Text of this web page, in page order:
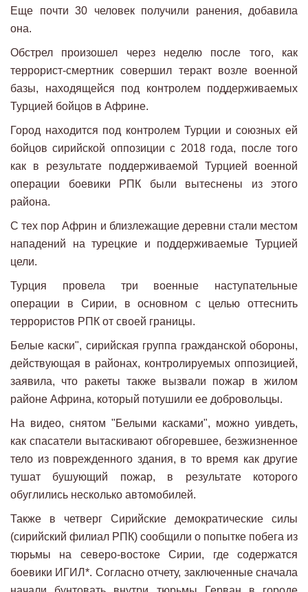
Еще почти 30 человек получили ранения, добавила
она.
Обстрел произошел через неделю после того, как
террорист-смертник совершил теракт возле военной
базы, находящейся под контролем поддерживаемых
Турцией бойцов в Африне.
Город находится под контролем Турции и союзных ей
бойцов сирийской оппозиции с 2018 года, после того
как в результате поддерживаемой Турцией военной
операции боевики РПК были вытеснены из этого
района.
С тех пор Африн и близлежащие деревни стали местом
нападений на турецкие и поддерживаемые Турцией
цели.
Турция провела три военные наступательные
операции в Сирии, в основном с целью оттеснить
террористов РПК от своей границы.
Белые каски", сирийская группа гражданской обороны,
действующая в районах, контролируемых оппозицией,
заявила, что ракеты также вызвали пожар в жилом
районе Африна, который потушили ее добровольцы.
На видео, снятом "Белыми касками", можно уивдеть,
как спасатели вытаскивают обгоревшее, безжизненное
тело из поврежденного здания, в то время как другие
тушат бушующий пожар, в результате которого
обуглились несколько автомобилей.
Также в четверг Сирийские демократические силы
(сирийский филиал РПК) сообщили о попытке побега из
тюрьмы на северо-востоке Сирии, где содержатся
боевики ИГИЛ*. Согласно отчету, заключенные сначала